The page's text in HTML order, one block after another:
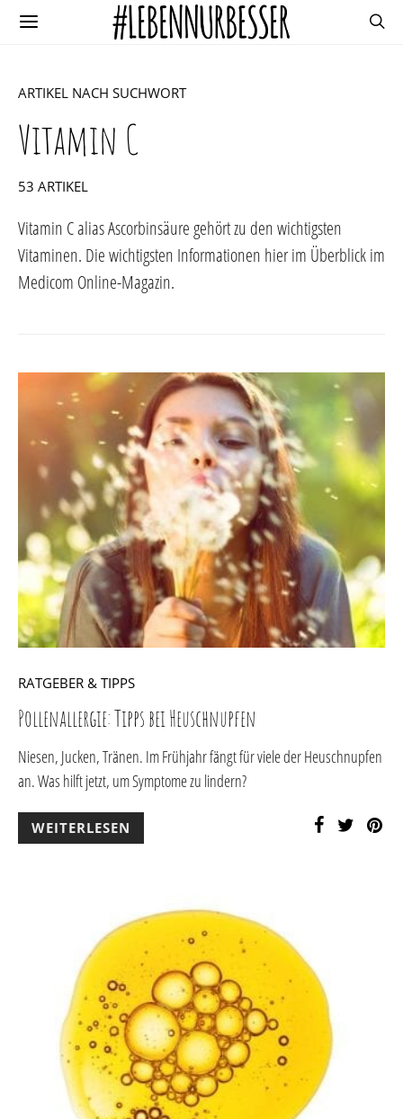
ARTIKEL NACH SUCHWORT
Vitamin C
53 ARTIKEL
Vitamin C alias Ascorbinsäure gehört zu den wichtigsten
Vitaminen. Die wichtigsten Informationen hier im Überblick im
Medicom Online-Magazin.
RATGEBER & TIPPS
Pollenallergie: Tipps bei Heuschnupfen
Niesen, Jucken, Tränen. Im Frühjahr fängt für viele der Heuschnupfen
an. Was hilft jetzt, um Symptome zu lindern?
WEITERLESEN